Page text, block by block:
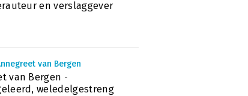
en verslaggever
van Bergen
van Bergen -
weledelgestreng